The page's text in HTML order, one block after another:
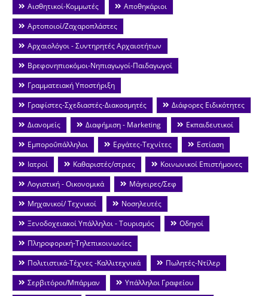
Αισθητικοί-Κομμωτές
Αποθηκάριοι
Αρτοποιοί/Ζαχαροπλάστες
Αρχαιολόγοι - Συντηρητές Αρχαιοτήτων
Βρεφονηπιοκόμοι-Νηπιαγωγοί-Παιδαγωγοί
Γραμματειακή Υποστήριξη
Γραφίστες-Σχεδιαστές-Διακοσμητές
Διάφορες Ειδικότητες
Διανομείς
Διαφήμιση - Marketing
Εκπαιδευτικοί
Εμποροΰπάλληλοι
Εργάτες-Τεχνίτες
Εστίαση
Ιατροί
Καθαριστές/στριες
Κοινωνικοί Επιστήμονες
Λογιστική - Οικονομικά
Μάγειρες/Σεφ
Μηχανικοί/ Τεχνικοί
Νοσηλευτές
Ξενοδοχειακοί Υπάλληλοι - Τουρισμός
Οδηγοί
Πληροφορική-Τηλεπικοινωνίες
Πολιτιστικά-Τέχνες -Καλλιτεχνικά
Πωλητές-Ντίλερ
Σερβιτόροι/Μπάρμαν
Υπάλληλοι Γραφείου